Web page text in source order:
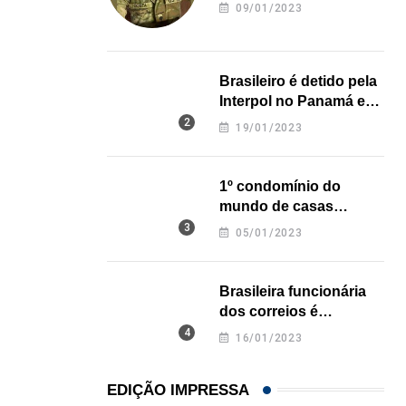
Açaí é reconhecido oficialmente como fruto
09/01/2023
Brasileiro é detido pela
Interpol no Panamá e
pode pegar prisão
19/01/2023
1º condomínio do
mundo de casas
impressas em 3D é
05/01/2023
Brasileira funcionária
dos correios é
assassinada a facadas
16/01/2023
EDIÇÃO IMPRESSA